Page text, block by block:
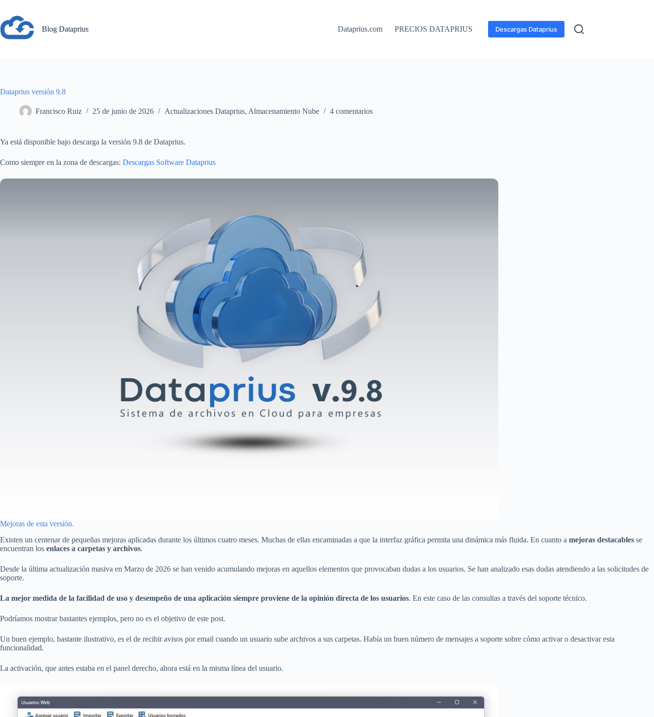
contenido
Blog Dataprius
Dataprius.com PRECIOS DATAPRIUS Descargas Dataprius
Dataprius versión 9.8
Francisco Ruiz 25 de junio de 2026 Actualizaciones Dataprius, Almacenamiento Nube 4 comentarios
Ya está disponible bajo descarga la versión 9.8 de Dataprius.
Como siempre en la zona de descargas: Descargas Software Dataprius
Mejoras de esta versión.
Existen un centenar de pequeñas mejoras aplicadas durante los últimos cuatro meses. Muchas de ellas encaminadas a que la interfaz gráfica permita una dinámica más fluida. En cuanto a mejoras destacables se
encuentran los enlaces a carpetas y archivos.
Desde la última actualización masiva en Marzo de 2026 se han venido acumulando mejoras en aquellos elementos que provocaban dudas a los usuarios. Se han analizado esas dudas atendiendo a las solicitudes de
soporte.
La mejor medida de la facilidad de uso y desempeño de una aplicación siempre proviene de la opinión directa de los usuarios. En este caso de las consultas a través del soporte técnico.
Podríamos mostrar bastantes ejemplos, pero no es el objetivo de este post.
Un buen ejemplo, bastante ilustrativo, es el de recibir avisos por email cuando un usuario sube archivos a sus carpetas. Había un buen número de mensajes a soporte sobre cómo activar o desactivar esta
funcionalidad.
La activación, que antes estaba en el panel derecho, ahora está en la misma línea del usuario.